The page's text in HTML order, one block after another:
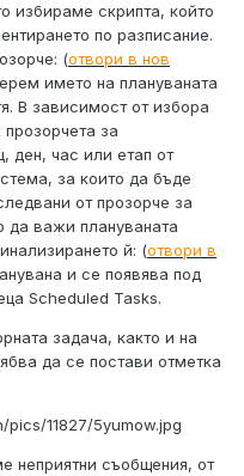
избираме скрипта, който
по разписание.
(отвори в нов
името на плануваната
В зависимост от избора
за
ден, час или етап от
за които да бъде
от прозорче за
да важи плануваната
й: (отвори в
и се появява под
Scheduled Tasks.
задача, както и на
да се постави отметка
11827/5yumow.jpg
неприятни съобщения, от